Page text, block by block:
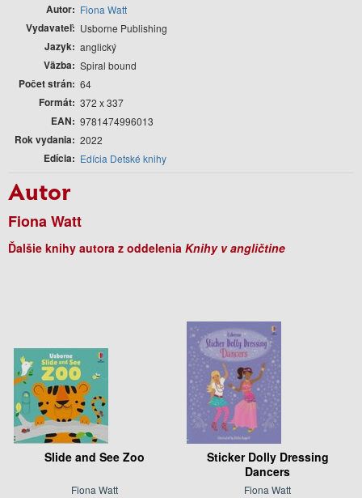
Autor Fiona Watt
Vydavateľ Usborne Publishing
Jazyk anglický
Väzba Spiral bound
Počet strán 64
Formát 372 x 337
EAN 9781474996013
Rok vydania 2022
Edícia Edícia Detské knihy
Autor
Fiona Watt
Ďalšie knihy autora z oddelenia Knihy v angličtine
Slide and See Zoo
Fiona Watt
Sticker Dolly Dressing
Dancers
Fiona Watt